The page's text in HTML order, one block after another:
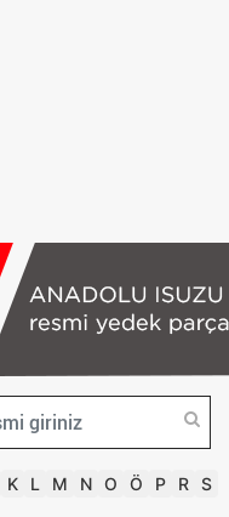
K L M N O Ö P R S